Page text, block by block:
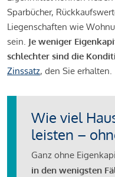
Sparbücher,
Liegenschaften wie
sein. Je weniger
schlechter sind die
Zinssatz, den Sie erhalten.
Wie viel
leisten –
Ganz ohne
in den wenigsten